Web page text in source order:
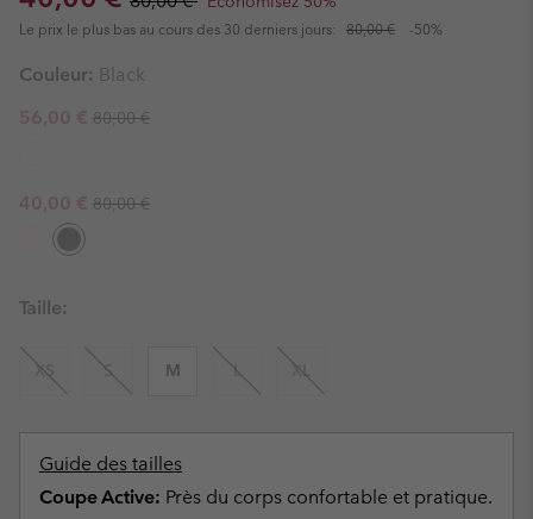
Le prix le plus bas au cours des 30 derniers jours: 80,00 € -50%
Couleur: Black
Sale price:
56,00 € Regular price:
80,00 €
Sale price:
40,00 € Regular price:
80,00 €
Taille:
XS S M L XL
Guide des tailles
Coupe Active: Près du corps confortable et pratique.